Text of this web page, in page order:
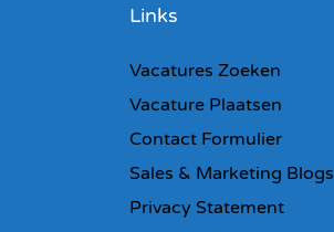
Links
Vacatures Zoeken
Vacature Plaatsen
Contact Formulier
Sales & Marketing Blogs
Privacy Statement